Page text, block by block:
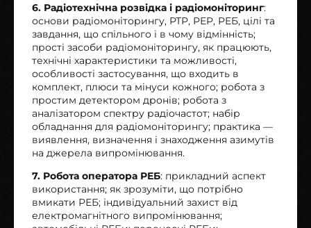
6. Радіотехнічна розвідка і радіомоніторинг:
основи радіомоніторингу, РТР, РЕР, РЕБ, цілі та
завдання, що спільного і в чому відмінність;
прості засоби радіомоніторингу, як працюють,
технічні характеристики та можливості,
особливості застосування, що входить в
комплект, плюси та мінуси кожного; робота з
простим детектором дронів; робота з
аналізатором спектру радіочастот; набір
обладнання для радіомоніторингу; практика —
виявлення, визначення і знаходження азимутів
на джерела випромінювання.
7. Робота оператора РЕБ: прикладний аспект
використання; як зрозуміти, що потрібно
вмикати РЕБ; індивідуальний захист від
електромагнітного випромінювання;